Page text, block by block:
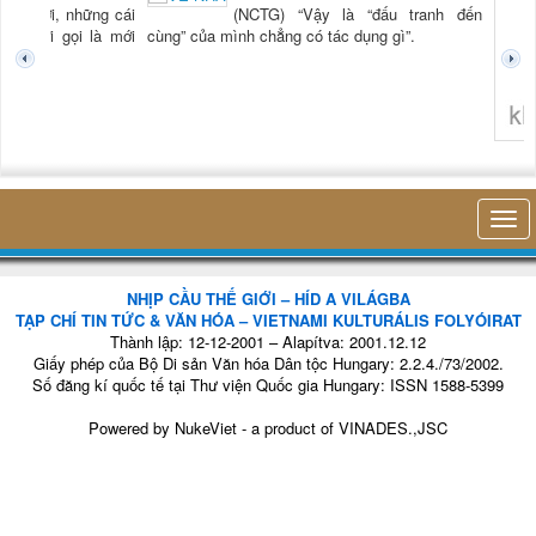
“Xời, những cái
mới gọi là mới
(NCTG) “Vậy là “đấu tranh đến
cùng” của mình chẳng có tác dụng gì”.
NHỊP CẦU THẾ GIỚI – HÍD A VILÁGBA
TẠP CHÍ TIN TỨC & VĂN HÓA – VIETNAMI KULTURÁLIS FOLYÓIRAT
Thành lập: 12-12-2001 – Alapítva: 2001.12.12
Giấy phép của Bộ Di sản Văn hóa Dân tộc Hungary: 2.2.4./73/2002.
Số đăng kí quốc tế tại Thư viện Quốc gia Hungary: ISSN 1588-5399
Powered by NukeViet - a product of VINADES.,JSC